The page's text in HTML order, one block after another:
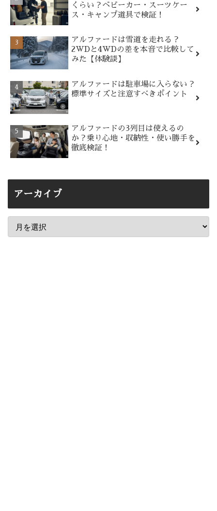
くらい？ベビーカー・スーツケー
ス・キャンプ道具で検証！
アルファードは雪道を走れる？
2WDと4WDの差を本音で比較して
みた【体験談】
アルファードは駐車場に入らない？
標準サイズと注意すべきポイント
アルファードの3列目は使えるの
か？乗り心地・収納性・使い勝手を
徹底検証！
アーカイブ